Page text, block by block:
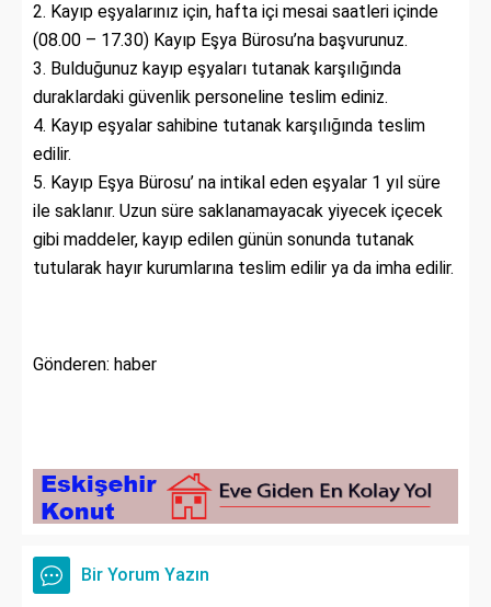
2. Kayıp eşyalarınız için, hafta içi mesai saatleri içinde
(08.00 – 17.30) Kayıp Eşya Bürosu’na başvurunuz.
3. Bulduğunuz kayıp eşyaları tutanak karşılığında
duraklardaki güvenlik personeline teslim ediniz.
4. Kayıp eşyalar sahibine tutanak karşılığında teslim
edilir.
5. Kayıp Eşya Bürosu’ na intikal eden eşyalar 1 yıl süre
ile saklanır. Uzun süre saklanamayacak yiyecek içecek
gibi maddeler, kayıp edilen günün sonunda tutanak
tutularak hayır kurumlarına teslim edilir ya da imha edilir.
Gönderen: haber
Bir Yorum Yazın